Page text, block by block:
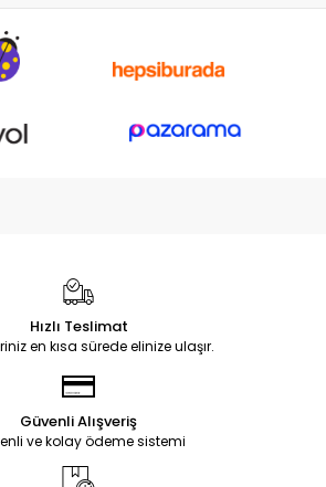
Hızlı Teslimat
en kısa sürede elinize ulaşır.
Güvenli Alışveriş
ve kolay ödeme sistemi